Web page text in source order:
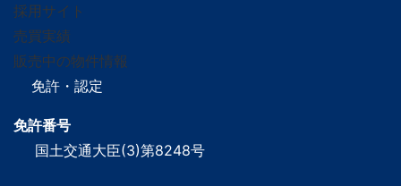
採用サイト
売買実績
販売中の物件情報
免許・認定
免許番号
国土交通大臣(3)第8248号